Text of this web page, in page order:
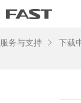
服务与支持 下载